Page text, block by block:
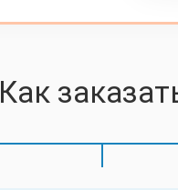
Как